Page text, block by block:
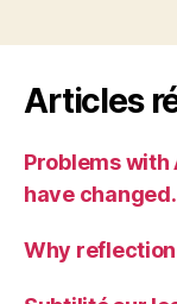
Articles
Problems with
have
Why reflection